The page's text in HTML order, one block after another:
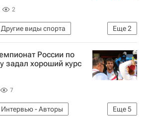
2
Еще2
Другие виды спорта
игры 2016
гребному слалому
России по
задал хороший курс
7
Еще5
Интервью - Авторы